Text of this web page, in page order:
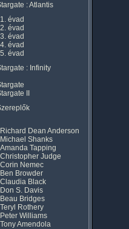
: Atlantis
1. évad
2. évad
3. évad
4. évad
5. évad
: Infinity
II
Richard Dean Anderson
Michael Shanks
Amanda Tapping
Christopher Judge
Corin Nemec
Ben Browder
Claudia Black
Don S. Davis
Beau Bridges
Teryl Rothery
Peter Williams
Tony Amendola